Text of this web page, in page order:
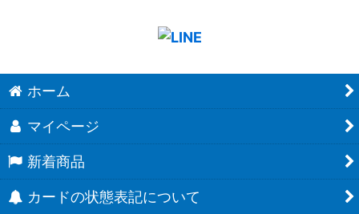
ホーム
マイページ
新着商品
カードの状態表記について